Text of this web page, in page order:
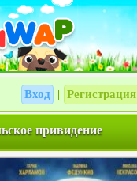
Вход Регистрация
привидение